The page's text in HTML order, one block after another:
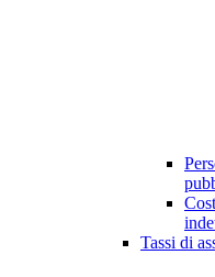
Tassi di